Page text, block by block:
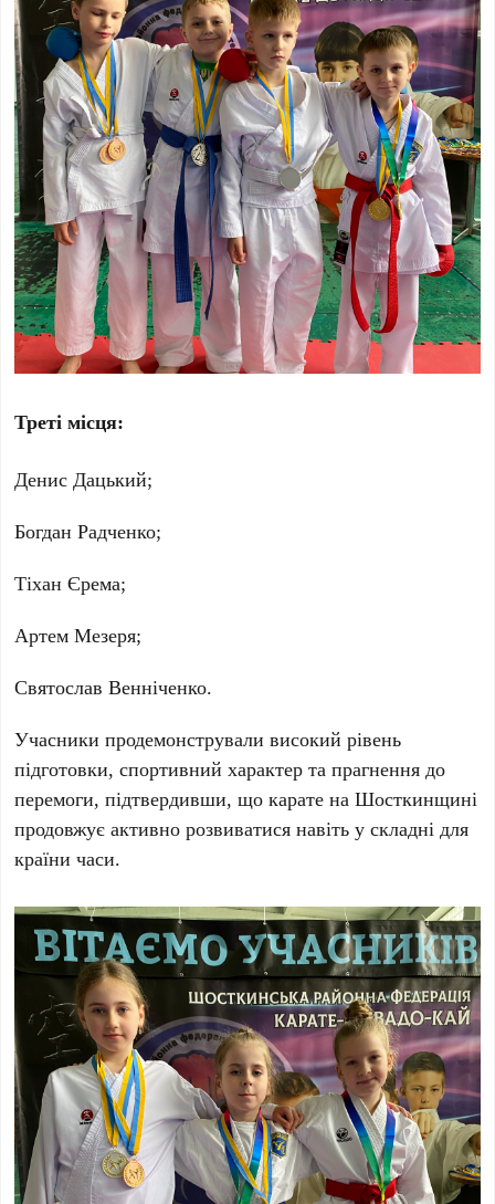
Треті місця:
Денис Дацький;
Богдан Радченко;
Тіхан Єрема;
Артем Мезеря;
Святослав Венніченко.
Учасники продемонстрували високий рівень
підготовки, спортивний характер та прагнення до
перемоги, підтвердивши, що карате на Шосткинщині
продовжує активно розвиватися навіть у складні для
країни часи.